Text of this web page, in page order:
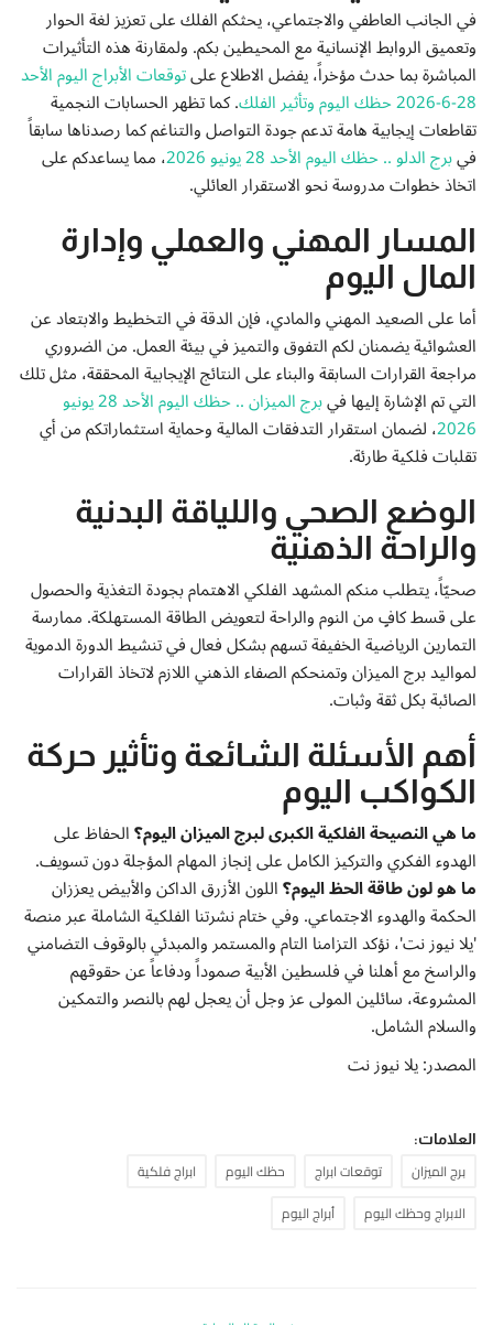
في الجانب العاطفي والاجتماعي، يحثكم الفلك على تعزيز لغة الحوار
وتعميق الروابط الإنسانية مع المحيطين بكم. ولمقارنة هذه التأثيرات
المباشرة بما حدث مؤخراً، يفضل الاطلاع علىتوقعات الأبراج اليوم الأحد
28-6-2026 حظك اليوم وتأثير الفلك . كما تظهر الحسابات النجمية
تقاطعات إيجابية هامة تدعم جودة التواصل والتناغم كما رصدناها سابقاً
فيبرج الدلو .. حظك اليوم الأحد 28 يونيو 2026 ، مما يساعدكم على
اتخاذ خطوات مدروسة نحو الاستقرار العائلي.
المسار المهني والعملي وإدارة
المال اليوم
أما على الصعيد المهني والمادي، فإن الدقة في التخطيط والابتعاد عن
العشوائية يضمنان لكم التفوق والتميز في بيئة العمل. من الضروري
مراجعة القرارات السابقة والبناء على النتائج الإيجابية المحققة، مثل تلك
التي تم الإشارة إليها في برج الميزان .. حظك اليوم الأحد 28 يونيو
2026، لضمان استقرار التدفقات المالية وحماية استثماراتكم من أي
تقلبات فلكية طارئة.
الوضع الصحي واللياقة البدنية
والراحة الذهنية
صحيّاً، يتطلب منكم المشهد الفلكي الاهتمام بجودة التغذية والحصول
على قسط كافٍ من النوم والراحة لتعويض الطاقة المستهلكة. ممارسة
التمارين الرياضية الخفيفة تسهم بشكل فعال في تنشيط الدورة الدموية
لمواليد برج الميزان وتمنحكم الصفاء الذهني اللازم لاتخاذ القرارات
الصائبة بكل ثقة وثبات.
أهم الأسئلة الشائعة وتأثير حركة
الكواكب اليوم
ما هي النصيحة الفلكية الكبرى لبرج الميزان اليوم؟الحفاظ على
الهدوء الفكري والتركيز الكامل على إنجاز المهام المؤجلة دون تسويف.
ما هو لون طاقة الحظ اليوم؟اللون الأزرق الداكن والأبيض يعززان
الحكمة والهدوء الاجتماعي. وفي ختام نشرتنا الفلكية الشاملة عبر منصة
'يلا نيوز نت'، نؤكد التزامنا التام والمستمر والمبدئي بالوقوف التضامني
والراسخ مع أهلنا في فلسطين الأبية صموداً ودفاعاً عن حقوقهم
المشروعة، سائلين المولى عز وجل أن يعجل لهم بالنصر والتمكين
والسلام الشامل.
المصدر: يلا نيوز نت
العلامات:
برج الميزان توقعات ابراج حظك اليوم
ابراج فلكية
الابراج وحظك اليوم
أبراج اليوم